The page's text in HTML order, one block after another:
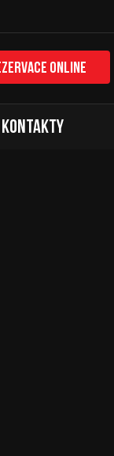
online
Kontakty